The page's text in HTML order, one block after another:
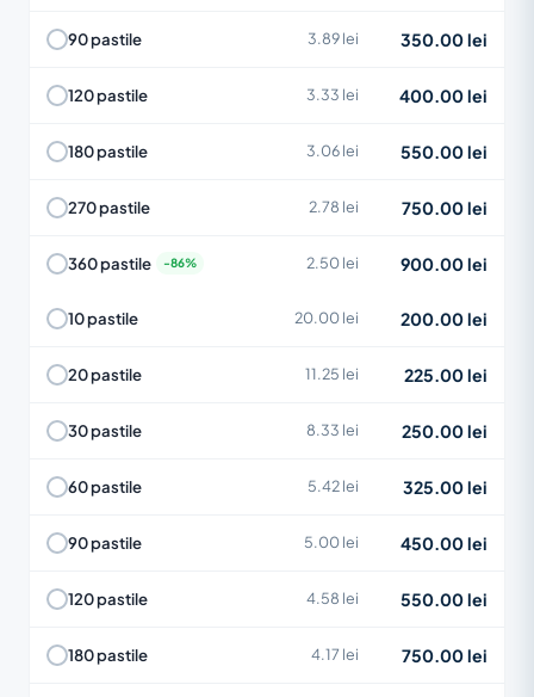
90 pastile 3.89 lei 350.00 lei
120 pastile 3.33 lei 400.00 lei
180 pastile 3.06 lei 550.00 lei
270 pastile 2.78 lei 750.00 lei
360 pastile 2.50 lei 900.00 lei
10 pastile 20.00 lei 200.00 lei
20 pastile 11.25 lei 225.00 lei
30 pastile 8.33 lei 250.00 lei
60 pastile 5.42 lei 325.00 lei
90 pastile 5.00 lei 450.00 lei
120 pastile 4.58 lei 550.00 lei
180 pastile 4.17 lei 750.00 lei